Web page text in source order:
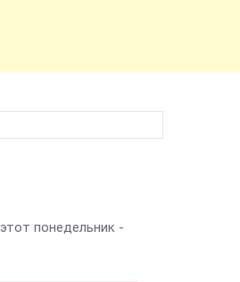
понедельник -